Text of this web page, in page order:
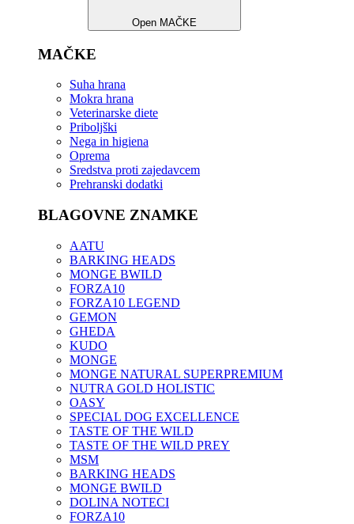
Open MAČKE
MAČKE
Suha hrana
Mokra hrana
Veterinarske diete
Priboljški
Nega in higiena
Oprema
Sredstva proti zajedavcem
Prehranski dodatki
BLAGOVNE ZNAMKE
AATU
BARKING HEADS
MONGE BWILD
FORZA10
FORZA10 LEGEND
GEMON
GHEDA
KUDO
MONGE
MONGE NATURAL SUPERPREMIUM
NUTRA GOLD HOLISTIC
OASY
SPECIAL DOG EXCELLENCE
TASTE OF THE WILD
TASTE OF THE WILD PREY
MSM
BARKING HEADS
MONGE BWILD
DOLINA NOTECI
FORZA10